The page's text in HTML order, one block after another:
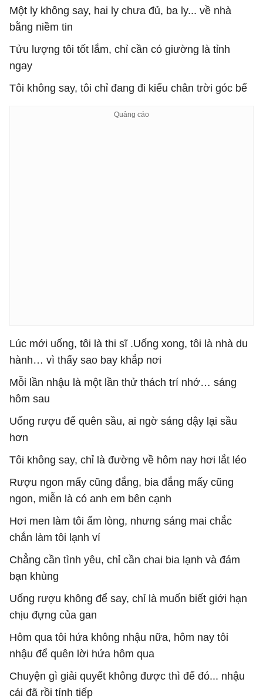
Một ly không say, hai ly chưa đủ, ba ly... về nhà
bằng niềm tin
Tửu lượng tôi tốt lắm, chỉ cần có giường là tỉnh
ngay
Tôi không say, tôi chỉ đang đi kiểu chân trời góc bể
Lúc mới uống, tôi là thi sĩ .Uống xong, tôi là nhà du
hành… vì thấy sao bay khắp nơi
Mỗi lần nhậu là một lần thử thách trí nhớ… sáng
hôm sau
Uống rượu để quên sầu, ai ngờ sáng dậy lại sầu
hơn
Tôi không say, chỉ là đường về hôm nay hơi lắt léo
Rượu ngon mấy cũng đắng, bia đắng mấy cũng
ngon, miễn là có anh em bên cạnh
Hơi men làm tôi ấm lòng, nhưng sáng mai chắc
chắn làm tôi lạnh ví
Chẳng cần tình yêu, chỉ cần chai bia lạnh và đám
bạn khùng
Uống rượu không để say, chỉ là muốn biết giới hạn
chịu đựng của gan
Hôm qua tôi hứa không nhậu nữa, hôm nay tôi
nhậu để quên lời hứa hôm qua
Chuyện gì giải quyết không được thì để đó... nhậu
cái đã rồi tính tiếp